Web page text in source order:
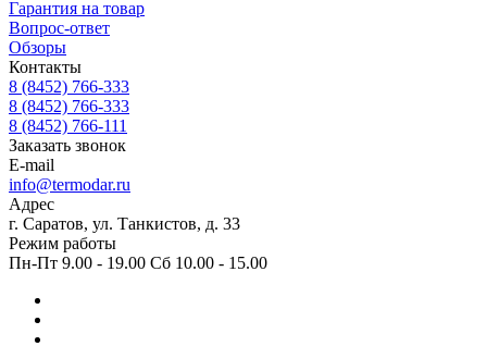
Гарантия на товар
Вопрос-ответ
Обзоры
Контакты
8 (8452) 766-333
8 (8452) 766-333
8 (8452) 766-111
Заказать звонок
E-mail
info@termodar.ru
Адрес
г. Саратов, ул. Танкистов, д. 33
Режим работы
Пн-Пт 9.00 - 19.00 Сб 10.00 - 15.00